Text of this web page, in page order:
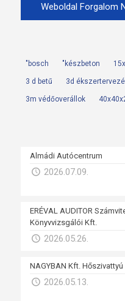
Weboldal Forgalom
"bosch "készbeton
3 d betű 3d
3m védőoverállok
Almádi Autócentrum
2026.07.09.
ERÉVAL AUDITOR
Könyvvizsgálói Kft.
2026.05.26.
NAGYBAN Kft.
2026.05.13.